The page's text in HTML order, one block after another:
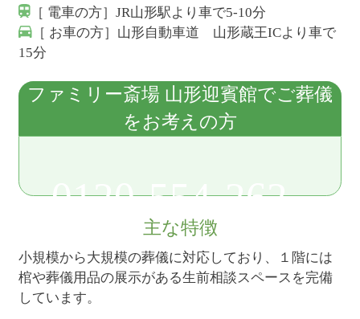
［ 電車の方］JR山形駅より車で5-10分
［ お車の方］山形自動車道 山形蔵王ICより車で
15分
ファミリー斎場 山形迎賓館でご葬儀
をお考えの方
0120-554-262
主な特徴
小規模から大規模の葬儀に対応しており、１階には
棺や葬儀用品の展示がある生前相談スペースを完備
しています。